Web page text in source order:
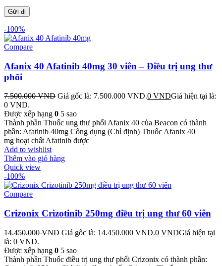
-100%
Compare
Afanix 40 Afatinib 40mg 30 viên – Điều trị ung thư
phổi
7.500.000VND Giá gốc là: 7.500.000 VND.0 VNDGiá hiện tại là:
0 VND.
Được xếp hạng 0 5 sao
Thành phần Thuốc ung thư phổi Afanix 40 của Beacon có thành
phần: Afatinib 40mg Công dụng (Chỉ định) Thuốc Afanix 40
mg hoạt chất Afatinib được
Add to wishlist
Thêm vào giỏ hàng
Quick view
-100%
Compare
Crizonix Crizotinib 250mg điều trị ung thư 60 viên
14.450.000VND Giá gốc là: 14.450.000 VND.0 VNDGiá hiện tại
là: 0 VND.
Được xếp hạng 0 5 sao
Thành phần Thuốc điều trị ung thư phổi Crizonix có thành phần: